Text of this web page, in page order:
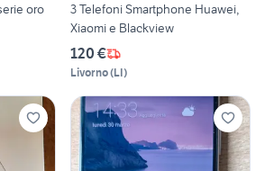
oro
3 Telefoni Smartphone Huawei,
Xiaomi e Blackview
120 €
Livorno(LI)